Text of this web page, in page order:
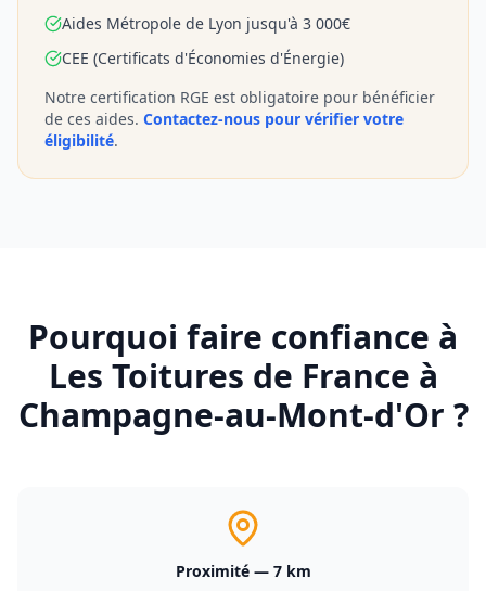
Aides Métropole de Lyon jusqu'à 3 000€
CEE (Certificats d'Économies d'Énergie)
Notre certification RGE est obligatoire pour bénéficier
de ces aides. Contactez-nous pour vérifier votre
éligibilité.
Pourquoi faire confiance à
Les Toitures de France à
Champagne-au-Mont-d'Or ?
Proximité — 7 km